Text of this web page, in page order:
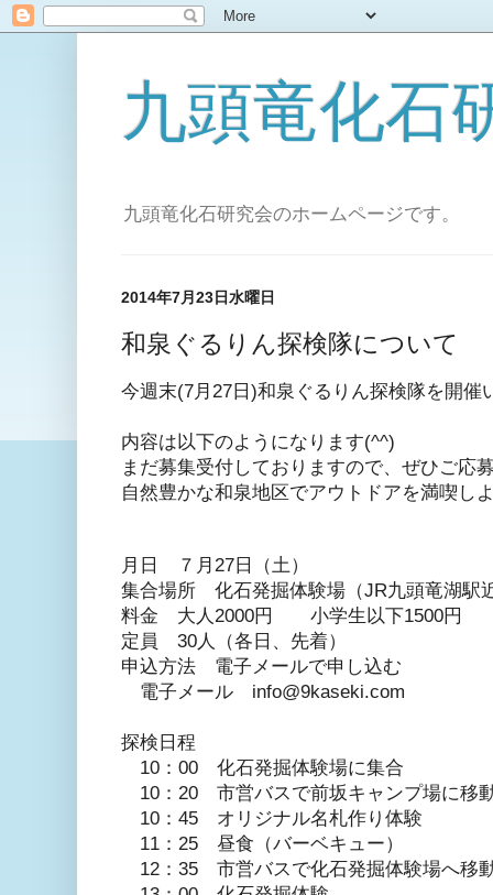
九頭竜化石
九頭竜化石研究会のホームページです。
2014年7月23日水曜日
和泉ぐるりん探検隊について
今週末(7月27日)和泉ぐるりん探検隊を開催
内容は以下のようになります(^^)
まだ募集受付しておりますので、ぜひご応
自然豊かな和泉地区でアウトドアを満喫し
月日 ７月27日（土）
集合場所 化石発掘体験場（JR九頭竜湖駅
料金 大人2000円 小学生以下1500円
定員 30人（各日、先着）
申込方法 電子メールで申し込む
電子メール info@9kaseki.com
探検日程
10：00 化石発掘体験場に集合
10：20 市営バスで前坂キャンプ場に移
10：45 オリジナル名札作り体験
11：25 昼食（バーベキュー）
12：35 市営バスで化石発掘体験場へ移